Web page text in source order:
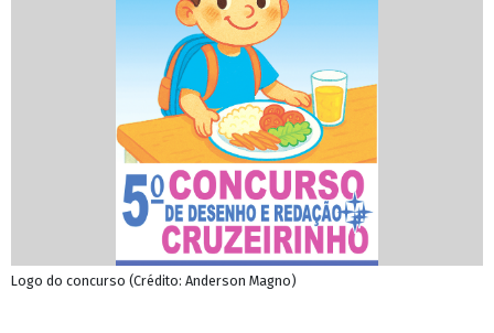
Logo do concurso (Crédito: Anderson Magno)